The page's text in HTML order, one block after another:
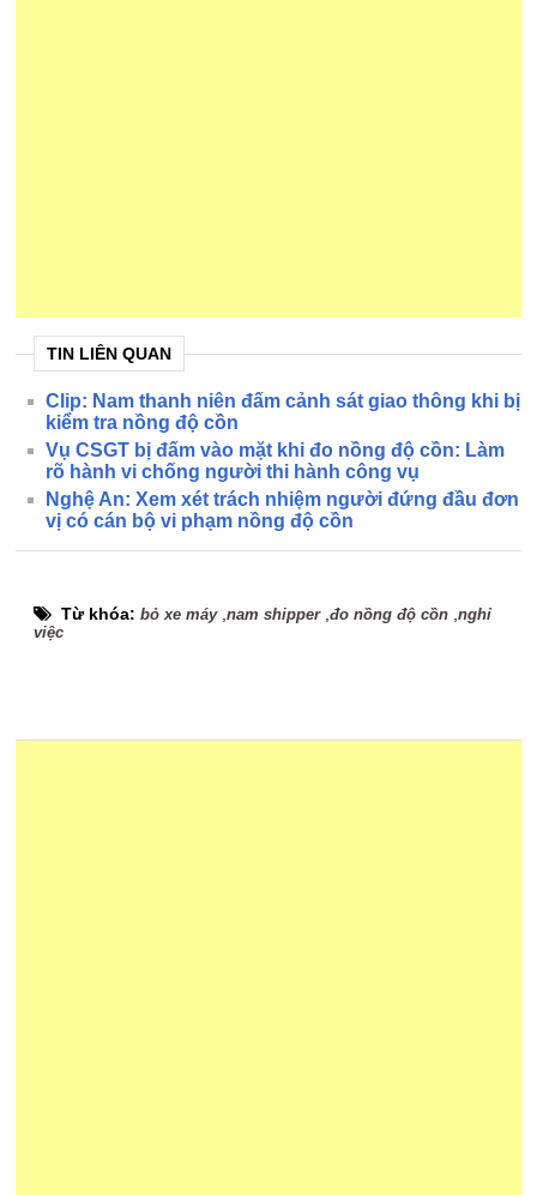
TIN LIÊN QUAN
Clip: Nam thanh niên đấm cảnh sát giao thông khi bị
kiểm tra nồng độ cồn
Vụ CSGT bị đấm vào mặt khi đo nồng độ cồn: Làm
rõ hành vi chống người thi hành công vụ
Nghệ An: Xem xét trách nhiệm người đứng đầu đơn
vị có cán bộ vi phạm nồng độ cồn
Từ khóa:bỏ xe máy,nam shipper,đo nồng độ cồn ,nghỉ
việc